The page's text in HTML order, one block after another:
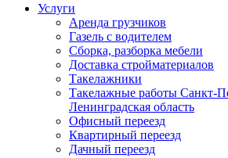
Услуги
Аренда грузчиков
Газель с водителем
Сборка, разборка мебели
Доставка стройматериалов
Такелажники
Такелажные работы Санкт-
Ленинградская область
Офисный переезд
Квартирный переезд
Дачный переезд